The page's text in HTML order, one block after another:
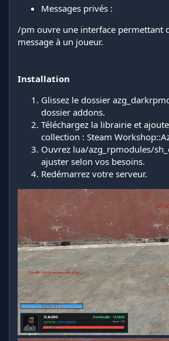
Messages privés :
/pm ouvre une interface permettant
message à un joueur.
Installation
Glissez le dossier
dossier addons.
Téléchargez la librairie et
collection : Steam
Ouvrez lua/azg_rpmodules/
ajuster selon vos besoins.
Redémarrez votre serveur.